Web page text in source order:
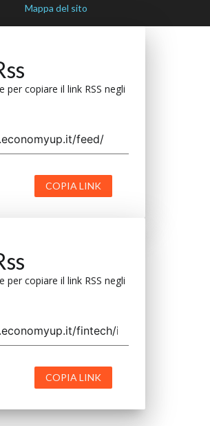
Mappa del sito
per copiare il link RSS negli
COPIA LINK
per copiare il link RSS negli
COPIA LINK